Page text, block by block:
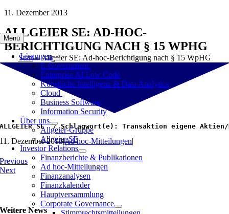
Zum
springen
Menü
Lösungen
E-Government
Enterprise AI Low Code
Künstliche Intelligenz & Data Analytics
Cloud
Business Software
Information Security
Über uns
Allgeier-Gruppe
Allgeier SE
Investor Relations
Finanzberichte & Publikationen
Ad hoc-Mitteilungen
Finanzanalysen
Finanzkalender
Hauptversammlung
Corporate Governance
11. Dezember 2013
ALLGEIER SE: AD-HOC-
BERICHTIGUNG NACH § 15 WPHG
Start»Allgeier SE: Ad-hoc-Berichtigung nach § 15 WpHG
ALLGEIER SE  / Schlagwort(e): Transaktion eigene Aktien/
11. Dezember 2013|Ad hoc-Mitteilungen|
Previous
Next
Weitere News